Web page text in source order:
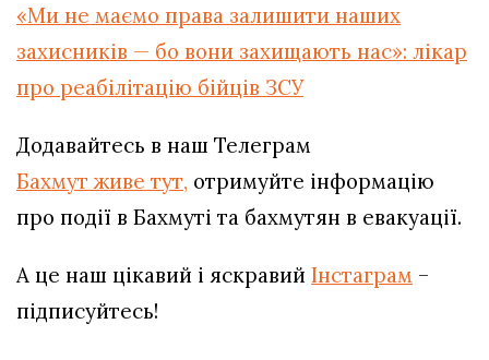
«Ми не маємо права залишити наших
захисників — бо вони захищають нас»: лікар
про реабілітацію бійців ЗСУ
Додавайтесь в наш Телеграм
Бахмут живе тут, отримуйте інформацію
про події в Бахмуті та бахмутян в евакуації.
А це наш цікавий і яскравий Інстаграм –
підписуйтесь!